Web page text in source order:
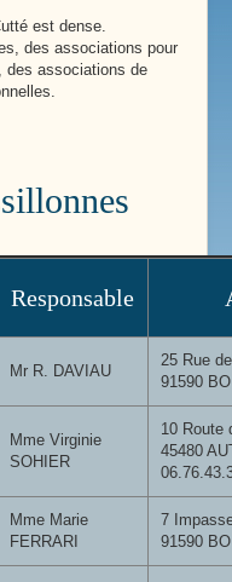
est dense.
des associations pour
des associations de
Responsable
Mr R. DAVIAU
25 Rue
91590
Mme Virginie
SOHIER
10 Route
45480
Mme Marie
FERRARI
7
91590